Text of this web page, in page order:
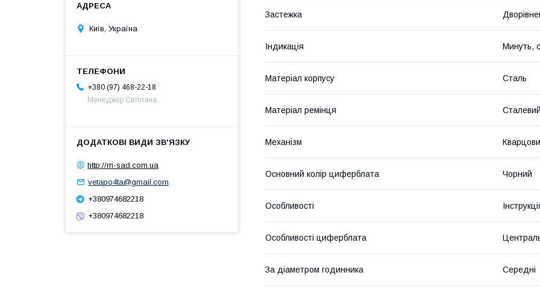
Застежка
Індикація Минуть,
Матеріал корпусу Сталь
Матеріал ремінця
Механізм
Основний колір циферблата Чорний
Особливості
Особливості циферблата
За діаметром годинника Середні
Київ, Україна
+380 (97) 468-22-18
Менеджер Світлана
http://m-sad.com.ua
vetapo4ta@gmail.com
+380974682218
+380974682218